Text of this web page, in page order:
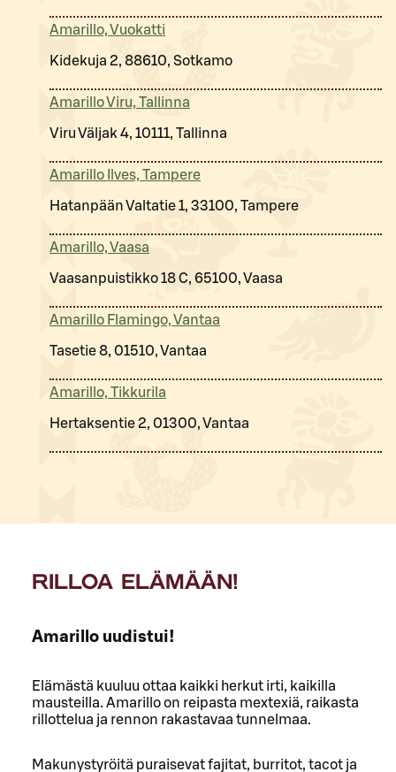
RILLOA ELÄMÄÄN!
Amarillo uudistui!
Elämästä kuuluu ottaa kaikki herkut irti, kaikilla
mausteilla. Amarillo on reipasta mextexiä, raikasta
rillottelua ja rennon rakastavaa tunnelmaa.
Makunystyröitä puraisevat fajitat, burritot, tacot ja
Amarillo, Vuokatti
Kidekuja 2, 88610, Sotkamo
Amarillo Viru, Tallinna
Viru Väljak 4, 10111, Tallinna
Amarillo Ilves, Tampere
Hatanpään Valtatie 1, 33100, Tampere
Amarillo, Vaasa
Vaasanpuistikko 18 C, 65100, Vaasa
Amarillo Flamingo, Vantaa
Tasetie 8, 01510, Vantaa
Amarillo, Tikkurila
Hertaksentie 2, 01300, Vantaa